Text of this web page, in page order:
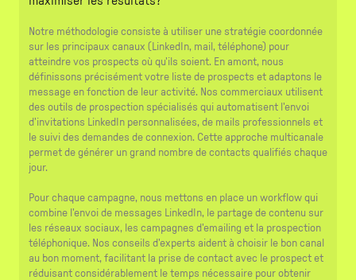
Notre méthodologie consiste à utiliser une stratégie coordonnée
sur les principaux canaux (LinkedIn, mail, téléphone) pour
atteindre vos prospects où qu'ils soient. En amont, nous
définissons précisément votre liste de prospects et adaptons le
message en fonction de leur activité. Nos commerciaux utilisent
des outils de prospection spécialisés qui automatisent l'envoi
d'invitations LinkedIn personnalisées, de mails professionnels et
le suivi des demandes de connexion. Cette approche multicanale
permet de générer un grand nombre de contacts qualifiés chaque
jour.
Pour chaque campagne, nous mettons en place un workflow qui
combine l'envoi de messages LinkedIn, le partage de contenu sur
les réseaux sociaux, les campagnes d'emailing et la prospection
téléphonique. Nos conseils d'experts aident à choisir le bon canal
au bon moment, facilitant la prise de contact avec le prospect et
réduisant considérablement le temps nécessaire pour obtenir